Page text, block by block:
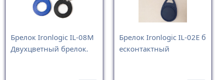
Брелок Ironlogic IL-08M
Двухцветный брелок.
Брелок Ironlogic IL-02E б
есконтактный